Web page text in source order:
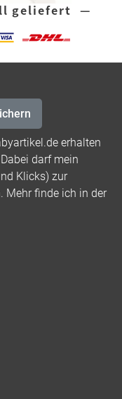
geliefert —
erhalten
darf mein
Klicks) zur
Mehr finde ich in der